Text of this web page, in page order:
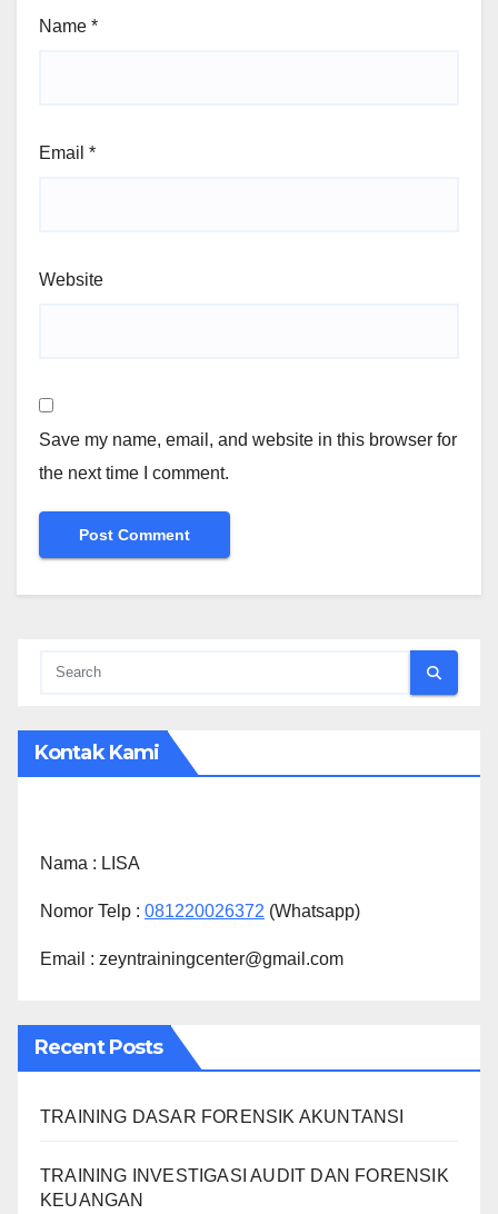
Name *
Email *
Website
Save my name, email, and website in this browser for
the next time I comment.
Kontak Kami
Nama : LISA
Nomor Telp : 081220026372 (Whatsapp)
Email : zeyntrainingcenter@gmail.com
Recent Posts
TRAINING DASAR FORENSIK AKUNTANSI
TRAINING INVESTIGASI AUDIT DAN FORENSIK
KEUANGAN